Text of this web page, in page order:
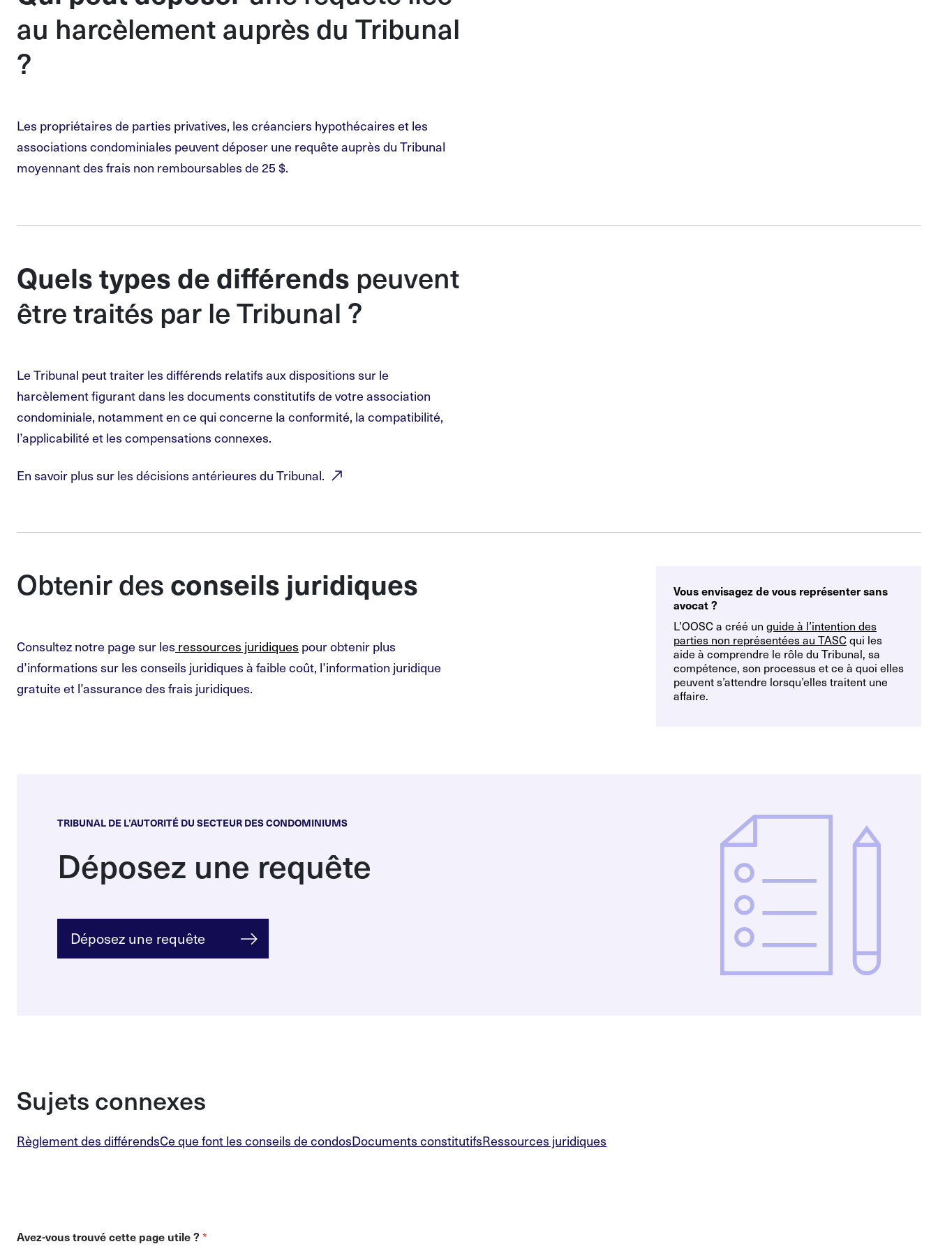
au harcèlement auprès du Tribunal
?
Les propriétaires de parties privatives, les créanciers hypothécaires et les
associations condominiales peuvent déposer une requête auprès du Tribunal
moyennant des frais non remboursables de 25 $.
Quels types de différends peuvent
être traités par le Tribunal ?
Le Tribunal peut traiter les différends relatifs aux dispositions sur le
harcèlement figurant dans les documents constitutifs de votre association
condominiale, notamment en ce qui concerne la conformité, la compatibilité,
l’applicabilité et les compensations connexes.
En savoir plus sur les décisions antérieures duTribunal.
Obtenir desconseils juridiques
Consultez notre page sur les ressources juridiques pour obtenir plus
d’informations sur les conseils juridiques à faible coût, l’information juridique
gratuite et l’assurance des frais juridiques.
Vous envisagez de vous représenter sans
avocat ?
L’OOSC a créé un guide à l’intention des
parties non représentées au TASC qui les
aide à comprendre le rôle du Tribunal, sa
compétence, son processus et ce à quoi elles
peuvent s’attendre lorsqu’elles traitent une
affaire.
TRIBUNAL DE L’AUTORITÉ DU SECTEUR DES CONDOMINIUMS
Déposez une requête
Déposez une requête
Sujets connexes
Règlement des différendsCe que font les conseils de condosDocuments constitutifsRessources juridiques
Avez-vous trouvé cette page utile ? *